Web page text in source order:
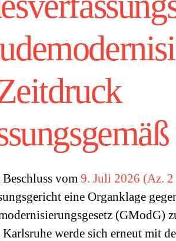
vom 9. Juli 2026 (Az.
eine Organklage
(GModG)
Karlsruhe werde sich erneut mit